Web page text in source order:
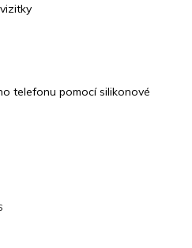
telefonu pomocí silikonové